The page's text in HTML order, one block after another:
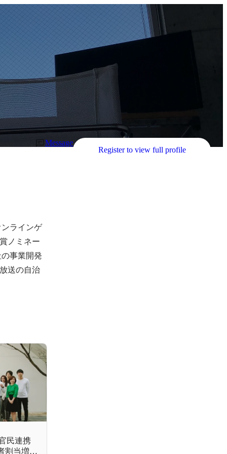
Message
Register to view full profile
ラインゲ
ノミネー
事業開発
送の自治
民連携
割当増資